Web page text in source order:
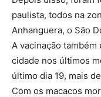
paulista, todos na
Anhanguera, o São
A vacinação
cidade nos últimos
último dia 19, mais
Com os macacos